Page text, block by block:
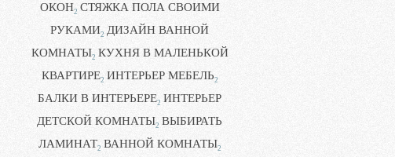
ОКОН2 СТЯЖКА ПОЛА СВОИМИ
РУКАМИ2 ДИЗАЙН ВАННОЙ
КОМНАТЫ2 КУХНЯ В МАЛЕНЬКОЙ
КВАРТИРЕ2 ИНТЕРЬЕР МЕБЕЛЬ2
БАЛКИ В ИНТЕРЬЕРЕ2 ИНТЕРЬЕР
ДЕТСКОЙ КОМНАТЫ2 ВЫБИРАТЬ
ЛАМИНАТ2 ВАННОЙ КОМНАТЫ2